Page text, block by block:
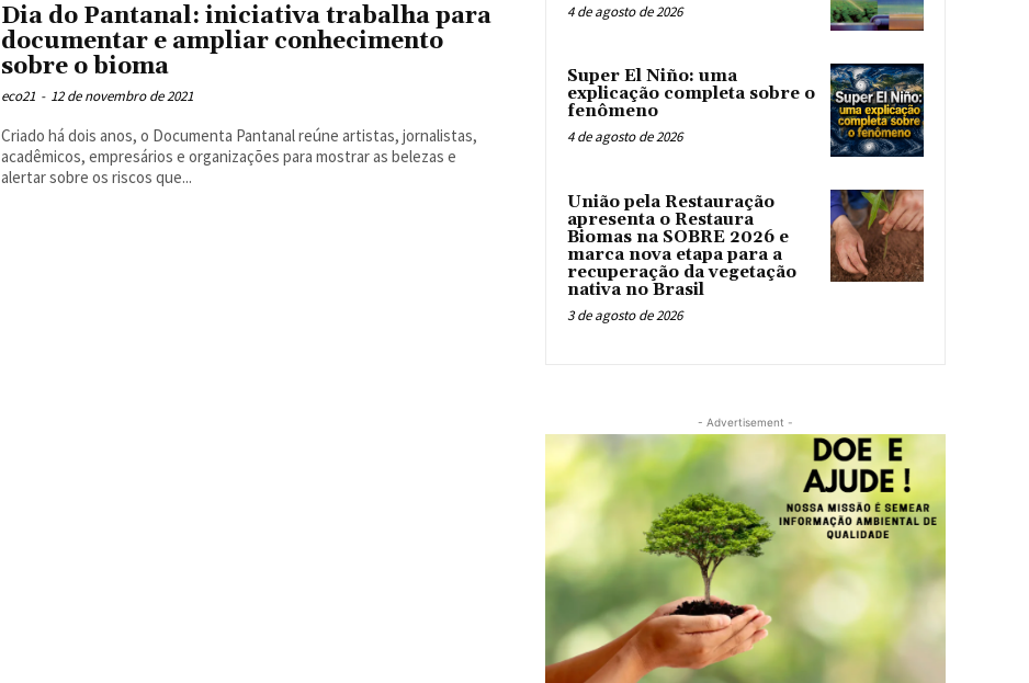
Dia do Pantanal: iniciativa trabalha para
documentar e ampliar conhecimento
sobre o bioma
eco21 - 12 de novembro de 2021
Criado há dois anos, o Documenta Pantanal reúne artistas, jornalistas,
acadêmicos, empresários e organizações para mostrar as belezas e
alertar sobre os riscos que...
4 de agosto de 2026
Super El Niño: uma
explicação completa sobre o
fenômeno
4 de agosto de 2026
União pela Restauração
apresenta o Restaura
Biomas na SOBRE 2026 e
marca nova etapa para a
recuperação da vegetação
nativa no Brasil
3 de agosto de 2026
- Advertisement -